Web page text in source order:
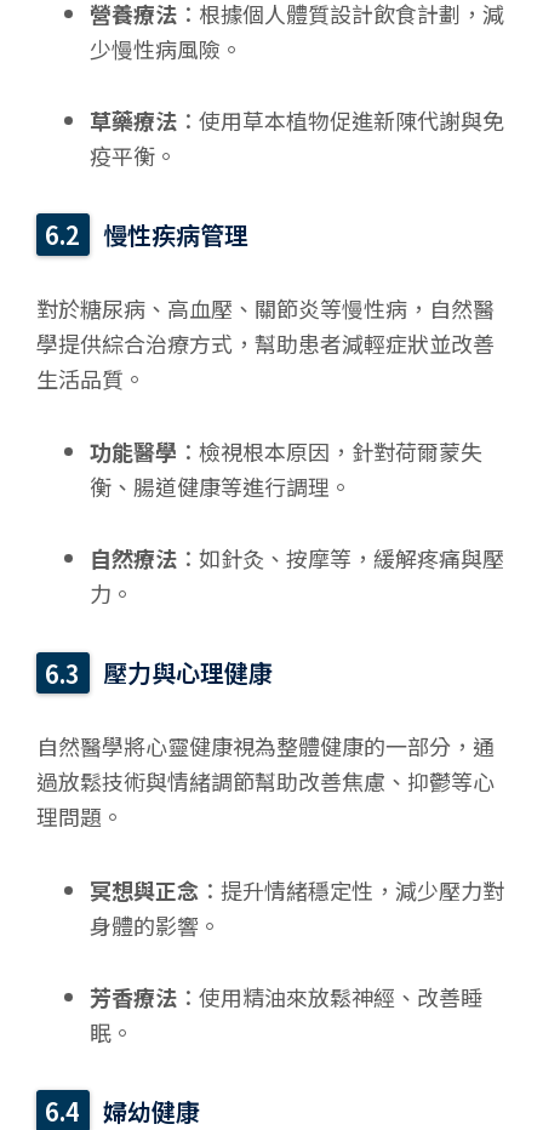
營養療法：根據個人體質設計飲食計劃，減
少慢性病風險。
草藥療法：使用草本植物促進新陳代謝與免
疫平衡。
慢性疾病管理
對於糖尿病、高血壓、關節炎等慢性病，自然醫
學提供綜合治療方式，幫助患者減輕症狀並改善
生活品質。
功能醫學 ：檢視根本原因，針對荷爾蒙失
衡、腸道健康等進行調理。
自然療法：如針灸、按摩等，緩解疼痛與壓
力。
壓力與心理健康
自然醫學將心靈健康視為整體健康的一部分，通
過放鬆技術與情緒調節幫助改善焦慮、抑鬱等心
理問題。
冥想與正念：提升情緒穩定性，減少壓力對
身體的影響。
芳香療法：使用精油來放鬆神經、改善睡
眠。
婦幼健康